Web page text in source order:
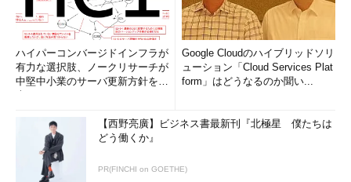
ハイパーコンバージドインフラが
有力な選択肢、ノークリサーチが
中堅中小業のサーバ更新方針を調
Google Cloudのハイブリッドソリ
ューション「Cloud Services Plat
form」はどうなるのか聞い...
【西野亮廣】ビジネス書最新刊『北極星 僕たちは
どう働くか』
PR(FINCHI on GOETHE)